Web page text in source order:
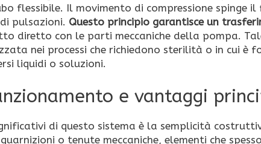
flessibile. Il movimento di compressione spinge
pulsazioni. Questo principio garantisce un
diretto con le parti meccaniche della pompa.
nei processi che richiedono sterilità o in cui è
liquidi o soluzioni.
e vantaggi
di questo sistema è la semplicità
o tenute meccaniche, elementi che